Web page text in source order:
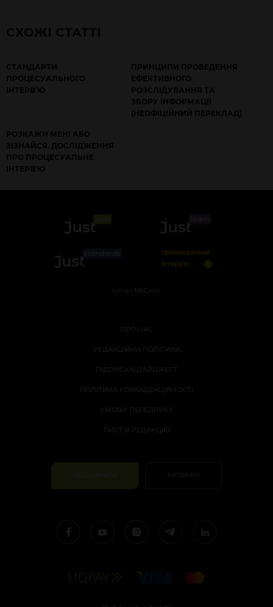
СТАНДАРТИ
ПРОЦЕСУАЛЬНОГО
ІНТЕРВ’Ю
ПРИНЦИПИ ПРОВЕДЕННЯ
ЕФЕКТИВНОГО
РОЗСЛІДУВАННЯ ТА
ЗБОРУ ІНФОРМАЦІЇ
(НЕОФІЦІЙНИЙ ПЕРЕКЛАД)
РОЗКАЖИ МЕНІ АБО
ЗІЗНАЙСЯ. ДОСЛІДЖЕННЯ
ПРО ПРОЦЕСУАЛЬНЕ
ІНТЕРВ'Ю
ПРО НАС
РЕДАКЦІЙНА ПОЛІТИКА
ПІДПИСКА/ДАЙДЖЕСТ
ПОЛІТИКА КОНФІДЕНЦІЙНОСТІ
УМОВИ ПЕРЕДРУКУ
ЛИСТ В РЕДАКЦІЮ